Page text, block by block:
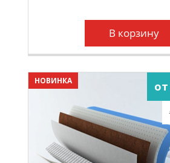
В корзину
НОВИНКА от